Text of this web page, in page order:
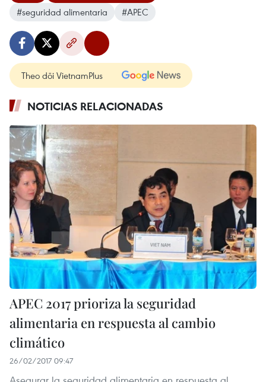
#seguridad alimentaria
#APEC
Theo dõi VietnamPlus
NOTICIAS RELACIONADAS
APEC 2017 prioriza la seguridad
alimentaria en respuesta al cambio
climático
26/02/2017 09:47